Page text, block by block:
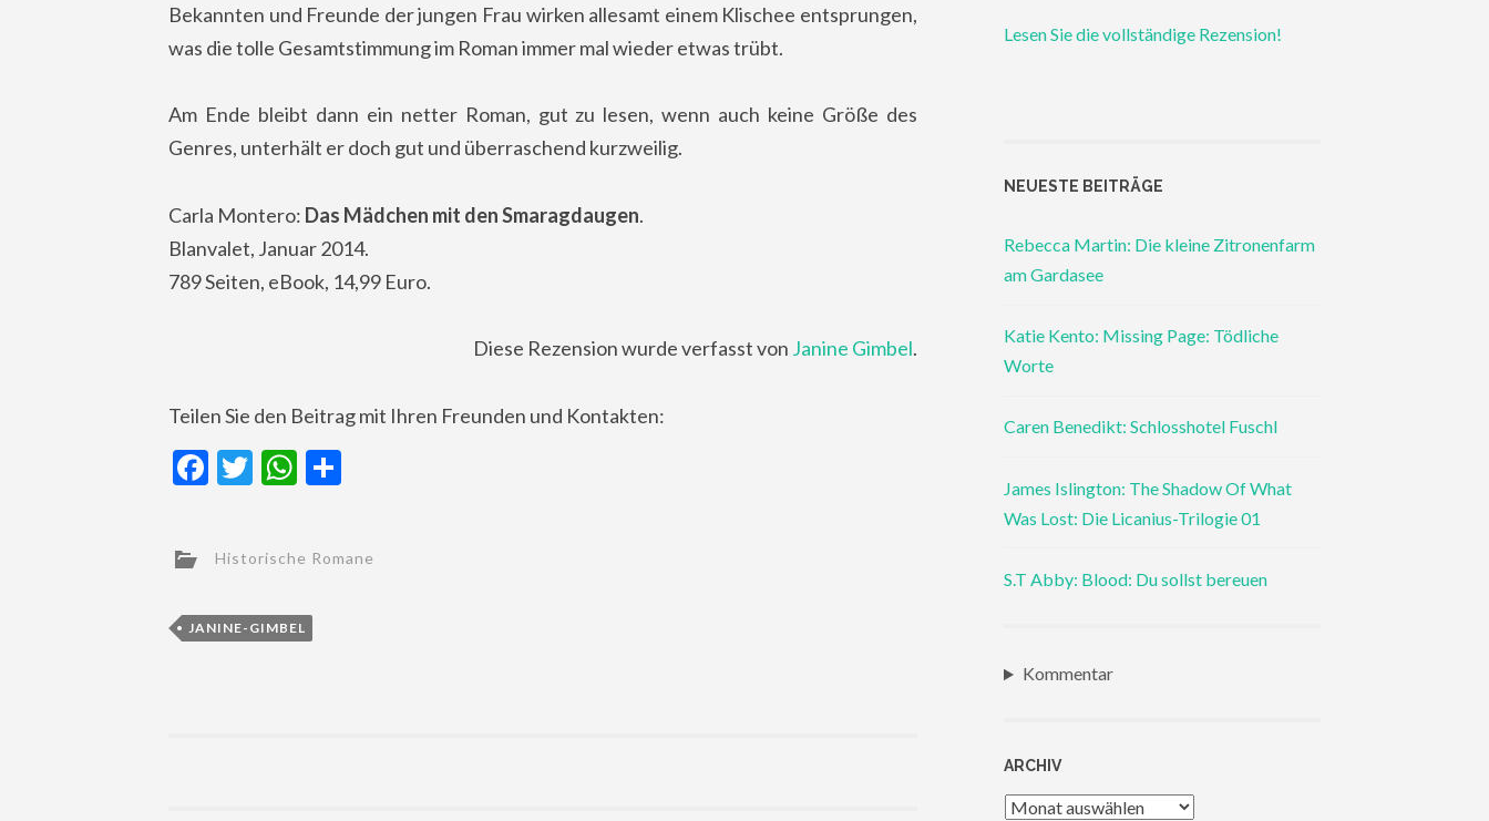
Bekannten und Freunde der jungen Frau wirken allesamt einem Klischee entsprungen,
was die tolle Gesamtstimmung im Roman immer mal wieder etwas trübt.
Am Ende bleibt dann ein netter Roman, gut zu lesen, wenn auch keine Größe des
Genres, unterhält er doch gut und überraschend kurzweilig.
Carla Montero: Das Mädchen mit den Smaragdaugen.
Blanvalet, Januar 2014.
789 Seiten, eBook, 14,99 Euro.
Diese Rezension wurde verfasst von Janine Gimbel.
Teilen Sie den Beitrag mit Ihren Freunden und Kontakten:
Facebook
TwitterWhatsApp
Historische Romane
JANINE-GIMBEL
Lesen Sie die vollständige Rezension!
NEUESTE BEITRÄGE
Rebecca Martin: Die kleine Zitronenfarm
am Gardasee
Katie Kento: Missing Page: Tödliche
Worte
Caren Benedikt: Schlosshotel Fuschl
James Islington: The Shadow Of What
Was Lost: Die Licanius-Trilogie 01
S.T Abby: Blood: Du sollst bereuen
Kommentar
ARCHIV
Archiv